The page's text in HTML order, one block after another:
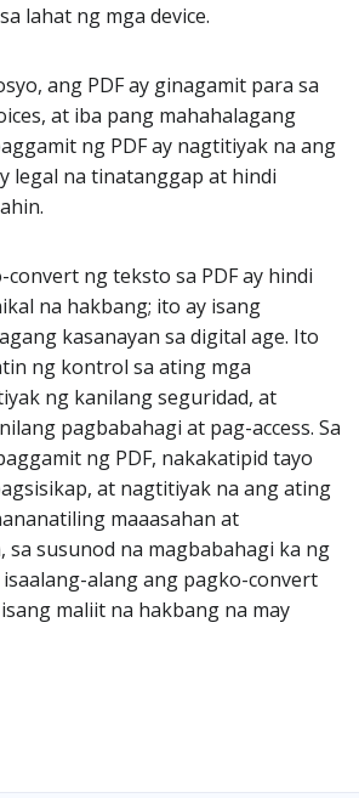
lahat ng mga device.
ang PDF ay ginagamit para sa
at iba pang mahahalagang
ng PDF ay nagtitiyak na ang
legal na tinatanggap at hindi
convert ng teksto sa PDF ay hindi
na hakbang; ito ay isang
kasanayan sa digital age. Ito
ng kontrol sa ating mga
ng kanilang seguridad, at
pagbabahagi at pag-access. Sa
ng PDF, nakakatipid tayo
at nagtitiyak na ang ating
maaasahan at
sa susunod na magbabahagi ka ng
alang ang pagko-convert
maliit na hakbang na may